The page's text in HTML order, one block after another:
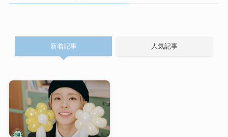
新着記事 人気記事